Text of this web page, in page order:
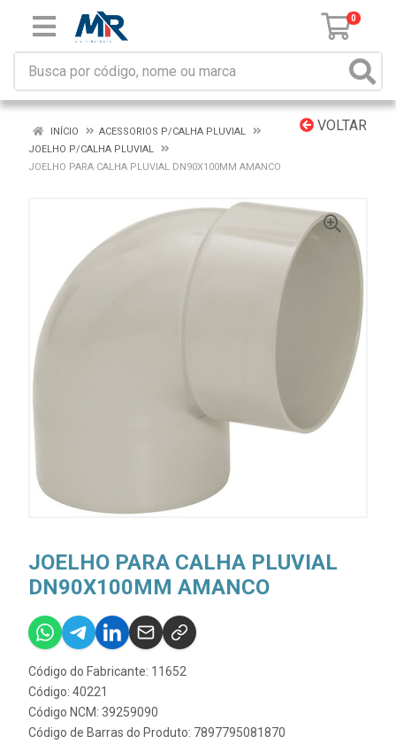
0
VOLTAR
INÍCIO
ACESSORIOS P/CALHA PLUVIAL
JOELHO P/CALHA PLUVIAL
JOELHO PARA CALHA PLUVIAL DN90X100MM AMANCO
JOELHO PARA CALHA PLUVIAL
DN90X100MM AMANCO
Código do Fabricante: 11652
Código: 40221
Código NCM: 39259090
Código de Barras do Produto: 7897795081870